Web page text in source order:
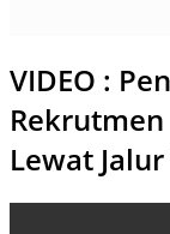
VIDEO :
Lewat